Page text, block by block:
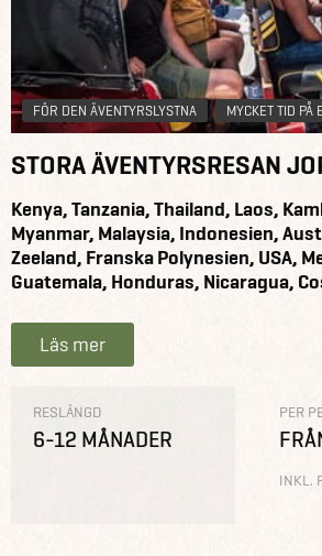
FÖR DEN ÄVENTYRSLYSTNA MYCKET TID PÅ
STORA ÄVENTYRSRESAN
Kenya, Tanzania, Thailand, Laos,
Myanmar, Malaysia, Indonesien,
Zeeland, Franska Polynesien, USA,
Guatemala, Honduras, Nicaragua,
Läs mer
RESLÄNGD
6-12 MÅNADER
PER
INKL.